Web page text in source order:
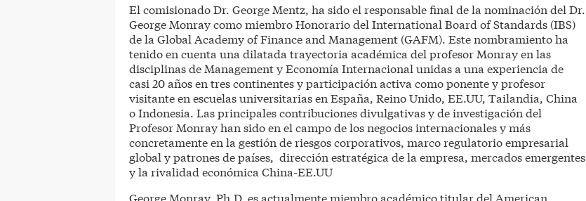
El comisionado Dr. George Mentz, ha sido el responsable final de la nominación del Dr.
George Monray como miembro Honorario del International Board of Standards (IBS)
de la Global Academy of Finance and Management (GAFM). Este nombramiento ha
tenido en cuenta una dilatada trayectoria académica del profesor Monray en las
disciplinas de Management y Economía Internacional unidas a una experiencia de
casi 20 años en tres continentes y participación activa como ponente y profesor
visitante en escuelas universitarias en España, Reino Unido, EE.UU, Tailandia, China
o Indonesia. Las principales contribuciones divulgativas y de investigación del
Profesor Monray han sido en el campo de los negocios internacionales y más
concretamente en la gestión de riesgos corporativos, marco regulatorio empresarial
global y patrones de países, dirección estratégica de la empresa, mercados emergentes
y la rivalidad económica China-EE.UU
George Monray, Ph.D. es actualmente miembro académico titular del American